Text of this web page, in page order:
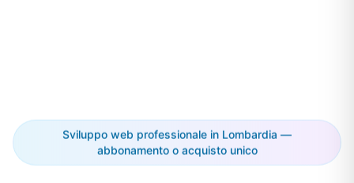
Sviluppo web professionale in Lombardia —
abbonamento o acquisto unico